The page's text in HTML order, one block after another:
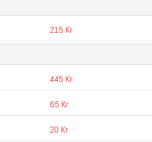
215 Kr
445 Kr
65 Kr
20 Kr